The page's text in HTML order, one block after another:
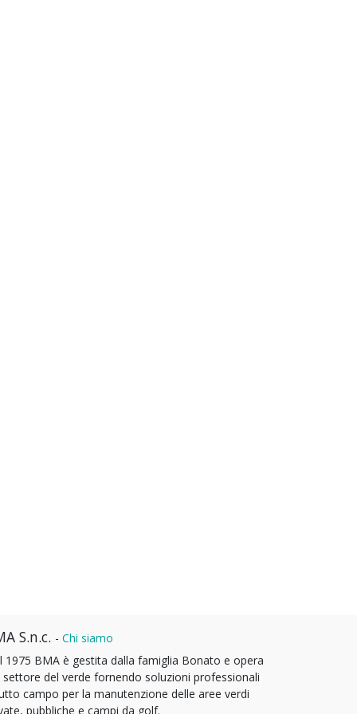
S.n.c. - Chi siamo
1975 BMA è gestita dalla famiglia Bonato e opera
settore del verde fornendo soluzioni professionali
campo per la manutenzione delle aree verdi
pubbliche e campi da golf.